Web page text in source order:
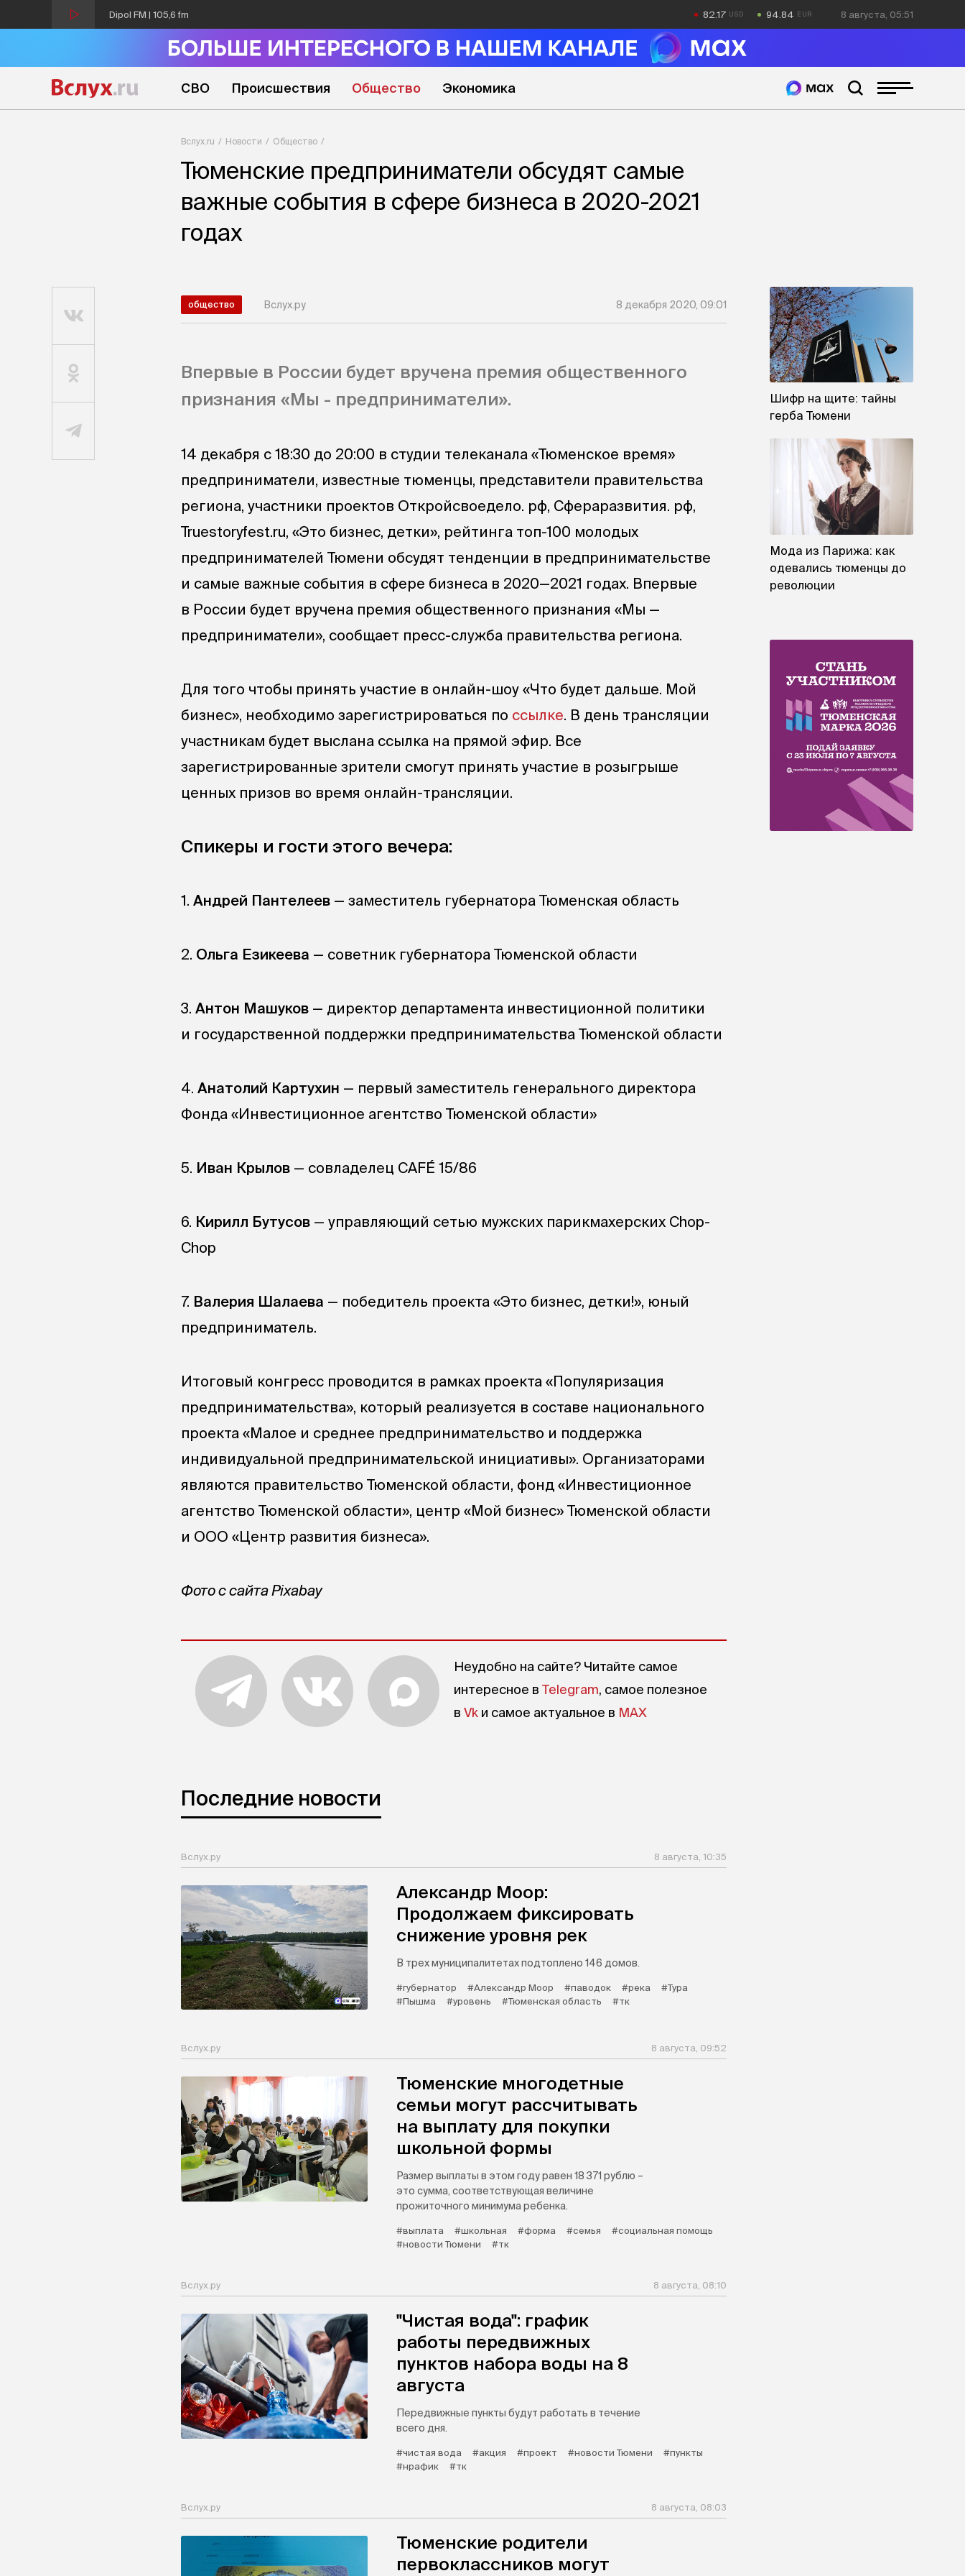
Dipol FM | 105,6 fm 82.17 94.84 8 августа, 05:51
СВО Происшествия Общество Экономика
Вслух.ru Новости Общество
Тюменские предприниматели обсудят самые
важные события в сфере бизнеса в 2020-2021
годах
общество Вслух.ру 8 декабря 2020, 09:01
Впервые в России будет вручена премия общественного
признания «Мы - предприниматели».
14 декабря с 18:30 до 20:00 в студии телеканала «Тюменское время»
предприниматели, известные тюменцы, представители правительства
региона, участники проектов Откройсвоедело. рф, Сфераразвития. рф,
Truestoryfest.ru, «Это бизнес, детки», рейтинга топ-100 молодых
предпринимателей Тюмени обсудят тенденции в предпринимательстве
и самые важные события в сфере бизнеса в 2020—2021 годах. Впервые
в России будет вручена премия общественного признания «Мы —
предприниматели», сообщает пресс-служба правительства региона.
Для того чтобы принять участие в онлайн-шоу «Что будет дальше. Мой
бизнес», необходимо зарегистрироваться по ссылке. В день трансляции
участникам будет выслана ссылка на прямой эфир. Все
зарегистрированные зрители смогут принять участие в розыгрыше
ценных призов во время онлайн-трансляции.
Спикеры и гости этого вечера:
1. Андрей Пантелеев — заместитель губернатора Тюменская область
2. Ольга Езикеева — советник губернатора Тюменской области
3. Антон Машуков — директор департамента инвестиционной политики
и государственной поддержки предпринимательства Тюменской области
4. Анатолий Картухин — первый заместитель генерального директора
Фонда «Инвестиционное агентство Тюменской области»
5. Иван Крылов — совладелец CAFÉ 15/86
6. Кирилл Бутусов — управляющий сетью мужских парикмахерских Chop-
Chop
7. Валерия Шалаева — победитель проекта «Это бизнес, детки!», юный
предприниматель.
Итоговый конгресс проводится в рамках проекта «Популяризация
предпринимательства», который реализуется в составе национального
проекта «Малое и среднее предпринимательство и поддержка
индивидуальной предпринимательской инициативы». Организаторами
являются правительство Тюменской области, фонд «Инвестиционное
агентство Тюменской области», центр «Мой бизнес» Тюменской области
и ООО «Центр развития бизнеса».
Фото с сайта Pixabay
Неудобно на сайте? Читайте самое
интересное в Telegram, самое полезное
в Vk и самое актуальное в MAX
Последние новости
Вслух.ру 8 августа, 10:35
Александр Моор:
Продолжаем фиксировать
снижение уровня рек
В трех муниципалитетах подтоплено 146 домов.
#губернатор #Александр Моор #паводок #река
#Тура
#Пышма
#уровень #Тюменская область #тк
Вслух.ру 8 августа, 09:52
Тюменские многодетные
семьи могут рассчитывать
на выплату для покупки
школьной формы
Размер выплаты в этом году равен 18 371 рублю –
это сумма, соответствующая величине
прожиточного минимума ребенка.
#выплата #школьная #форма #семья
#социальная помощь
#новости Тюмени
#тк
Вслух.ру 8 августа, 08:10
"Чистая вода": график
работы передвижных
пунктов набора воды на 8
августа
Передвижные пункты будут работать в течение
всего дня.
#чистая вода #акция #проект #новости Тюмени
#пункты
#нрафик
#тк
Вслух.ру 8 августа, 08:03
Тюменские родители
первоклассников могут
Шифр на щите: тайны
герба Тюмени
Мода из Парижа: как
одевались тюменцы до
революции